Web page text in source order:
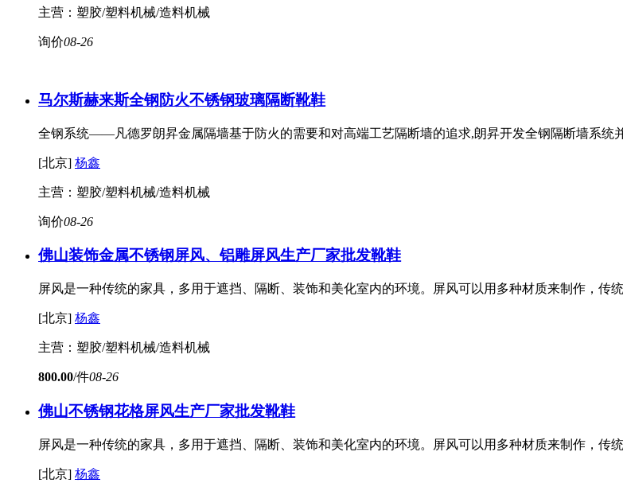
主营：塑胶/塑料机械/造料机械
询价08-26
马尔斯赫来斯全钢防火不锈钢玻璃隔断靴鞋
全钢系统——凡德罗朗昇金属隔墙基于防火的需要和对高端工艺隔断墙的追求,朗昇开发全钢隔断墙系统
[北京] 杨鑫
主营：塑胶/塑料机械/造料机械
询价08-26
佛山装饰金属不锈钢屏风、铝雕屏风生产厂家批发靴鞋
屏风是一种传统的家具，多用于遮挡、隔断、装饰和美化室内的环境。屏风可以用多种材质来制作，传
[北京] 杨鑫
主营：塑胶/塑料机械/造料机械
800.00/件08-26
佛山不锈钢花格屏风生产厂家批发靴鞋
屏风是一种传统的家具，多用于遮挡、隔断、装饰和美化室内的环境。屏风可以用多种材质来制作，传
[北京] 杨鑫